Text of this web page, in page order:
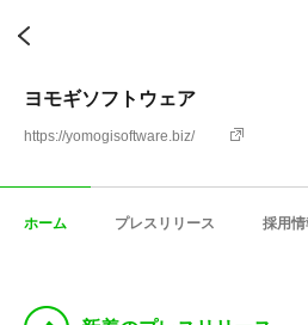
ヨモギソフトウェア
https://yomogisoftware.biz/
ホーム プレスリリース 採用情